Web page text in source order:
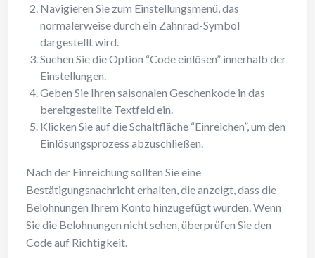
Navigieren Sie zum Einstellungsmenü, das
normalerweise durch ein Zahnrad-Symbol
dargestellt wird.
Suchen Sie die Option “Code einlösen” innerhalb der
Einstellungen.
Geben Sie Ihren saisonalen Geschenkode in das
bereitgestellte Textfeld ein.
Klicken Sie auf die Schaltfläche “Einreichen”, um den
Einlösungsprozess abzuschließen.
Nach der Einreichung sollten Sie eine
Bestätigungsnachricht erhalten, die anzeigt, dass die
Belohnungen Ihrem Konto hinzugefügt wurden. Wenn
Sie die Belohnungen nicht sehen, überprüfen Sie den
Code auf Richtigkeit.